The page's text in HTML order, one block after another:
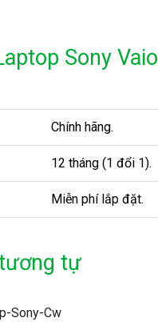
Sony
Chính hãng.
12 tháng (1 đổi 1).
Miễn phí lắp đặt.
tự